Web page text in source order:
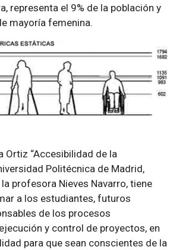
representa el 9% de la población y
mayoría femenina.
Ortiz “Accesibilidad de la
Politécnica de Madrid,
profesora Nieves Navarro, tiene
a los estudiantes, futuros
de los procesos
y control de proyectos, en
para que sean conscientes de la